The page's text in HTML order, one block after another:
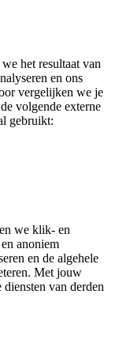
het resultaat van
en ons
vergelijken we je
volgende externe
gebruikt:
we klik- en
anoniem
en de algehele
Met jouw
van derden